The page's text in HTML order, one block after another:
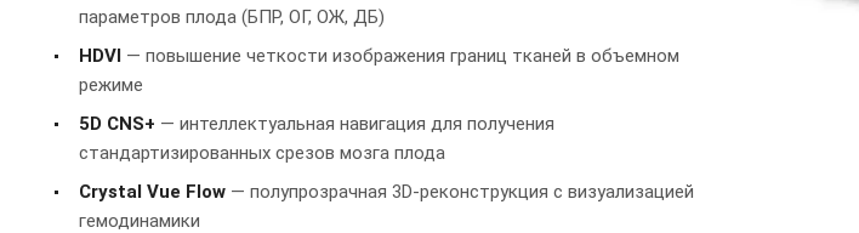
параметров плода (БПР, ОГ, ОЖ, ДБ)
HDVI — повышение четкости изображения границ тканей в объемном
режиме
5D CNS+ — интеллектуальная навигация для получения
стандартизированных срезов мозга плода
Crystal Vue Flow — полупрозрачная 3D-реконструкция с визуализацией
гемодинамики